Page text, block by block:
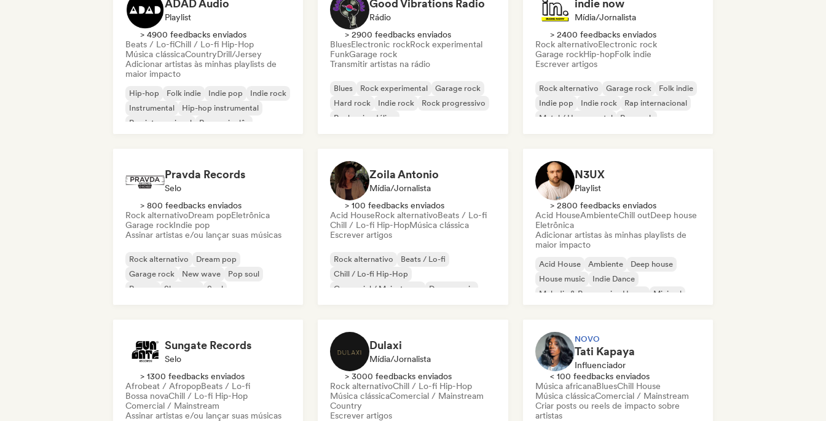
ADAD Audio
Playlist
> 4900 feedbacks enviados
Beats / Lo-fiChill / Lo-fi Hip-Hop
Música clássicaCountryDrill/Jersey
Adicionar artistas às minhas playlists de
maior impacto
Hip-hop Folk indie Indie pop
Indie rock
Instrumental
Hip-hop instrumental
Rap internacional
Rap em inglês
Good Vibrations Radio
Rádio
> 2900 feedbacks enviados
BluesElectronic rockRock experimental
FunkGarage rock
Transmitir artistas na rádio
Blues Rock experimental
Garage rock
Hard rock
Indie rock
Rock progressivo
Rock psicodélico
indie now
Mídia/Jornalista
> 2400 feedbacks enviados
Rock alternativoElectronic rock
Garage rockHip-hopFolk indie
Escrever artigos
Rock alternativo Garage rock
Folk indie
Indie pop
Indie rock
Rap internacional
Metal / Heavy metal
Pop rock
Pravda Records
Selo
> 800 feedbacks enviados
Rock alternativoDream popEletrônica
Garage rockIndie pop
Assinar artistas e/ou lançar suas músicas
Rock alternativo
Dream pop
Garage rock
New wave
Pop soul
Reggae
Shoegaze Soul
Zoila Antonio
Mídia/Jornalista
> 100 feedbacks enviados
Acid HouseRock alternativoBeats / Lo-fi
Chill / Lo-fi Hip-HopMúsica clássica
Escrever artigos
Rock alternativo
Beats / Lo-fi
Chill / Lo-fi Hip-Hop
Comercial / Mainstream
Dance music
N3UX
Playlist
> 2800 feedbacks enviados
Acid HouseAmbienteChill outDeep house
Eletrônica
Adicionar artistas às minhas playlists de
maior impacto
Acid House Ambiente
Deep house
House music
Indie Dance
Melodic & Progressive House
Minimal
Sungate Records
Selo
> 1300 feedbacks enviados
Afrobeat / AfropopBeats / Lo-fi
Bossa novaChill / Lo-fi Hip-Hop
Comercial / Mainstream
Assinar artistas e/ou lançar suas músicas
Dulaxi
Mídia/Jornalista
> 3000 feedbacks enviados
Rock alternativoChill / Lo-fi Hip-Hop
Música clássicaComercial / Mainstream
Country
Escrever artigos
NOVO
Tati Kapaya
Influenciador
< 100 feedbacks enviados
Música africanaBluesChill House
Música clássicaComercial / Mainstream
Criar posts ou reels de impacto sobre
artistas